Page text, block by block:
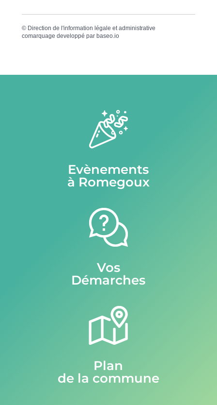
© Direction de l'information légale et administrative
comarquage developpé par baseo.io
Evènements
à Romegoux
Vos
Démarches
Plan
de la commune